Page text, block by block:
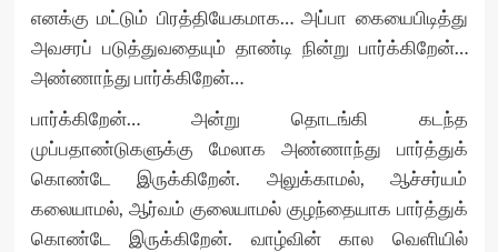
எனக்கு மட்டும் பிரத்தியேகமாக… அப்பா கையைபிடித்து
அவசரப் படுத்துவதையும் தாண்டி நின்று பார்க்கிறேன்…
அண்ணாந்து பார்க்கிறேன்…
பார்க்கிறேன்… அன்று தொடங்கி கடந்த
முப்பதாண்டுகளுக்கு மேலாக அண்ணாந்து பார்த்துக்
கொண்டே இருக்கிறேன். அலுக்காமல், ஆச்சர்யம்
கலையாமல், ஆர்வம் குலையாமல் குழந்தையாக பார்த்துக்
கொண்டே இருக்கிறேன். வாழ்வின் கால வெளியில்